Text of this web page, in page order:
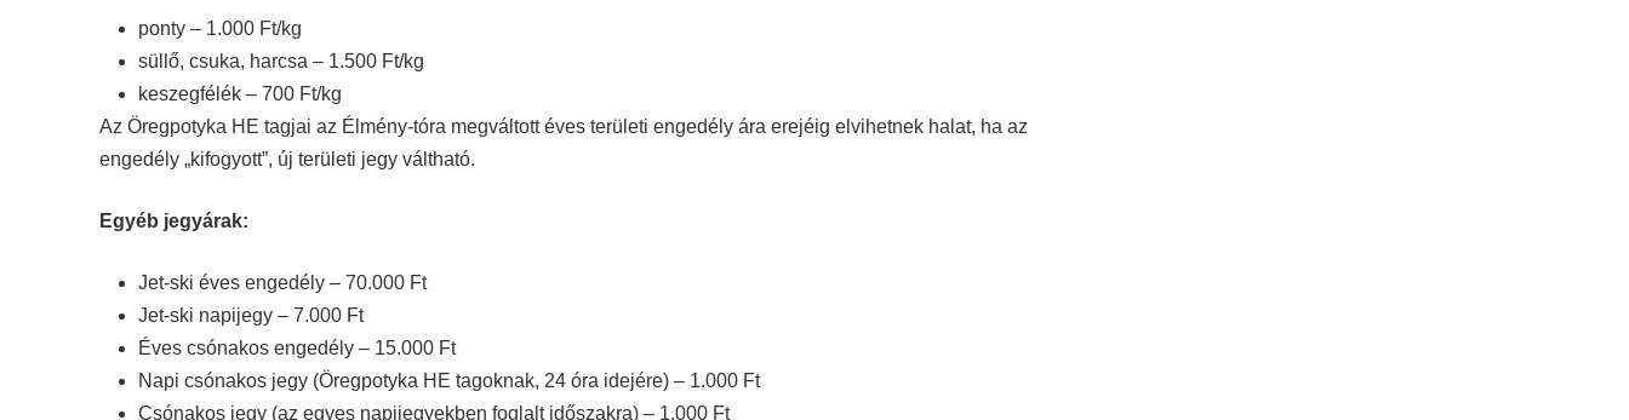
ponty – 1.000 Ft/kg
süllő, csuka, harcsa – 1.500 Ft/kg
keszegfélék – 700 Ft/kg
Az Öregpotyka HE tagjai az Élmény-tóra megváltott éves területi engedély ára erejéig elvihetnek halat, ha az
engedély „kifogyott”, új területi jegy váltható.
Egyéb jegyárak:
Jet-ski éves engedély – 70.000 Ft
Jet-ski napijegy – 7.000 Ft
Éves csónakos engedély – 15.000 Ft
Napi csónakos jegy (Öregpotyka HE tagoknak, 24 óra idejére) – 1.000 Ft
Csónakos jegy (az egyes napijegyekben foglalt időszakra) – 1.000 Ft